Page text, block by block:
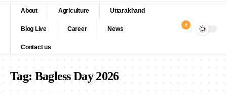
About Agriculture Uttarakhand
Blog Live Career News
Contact us
8
Tag:Bagless Day 2026